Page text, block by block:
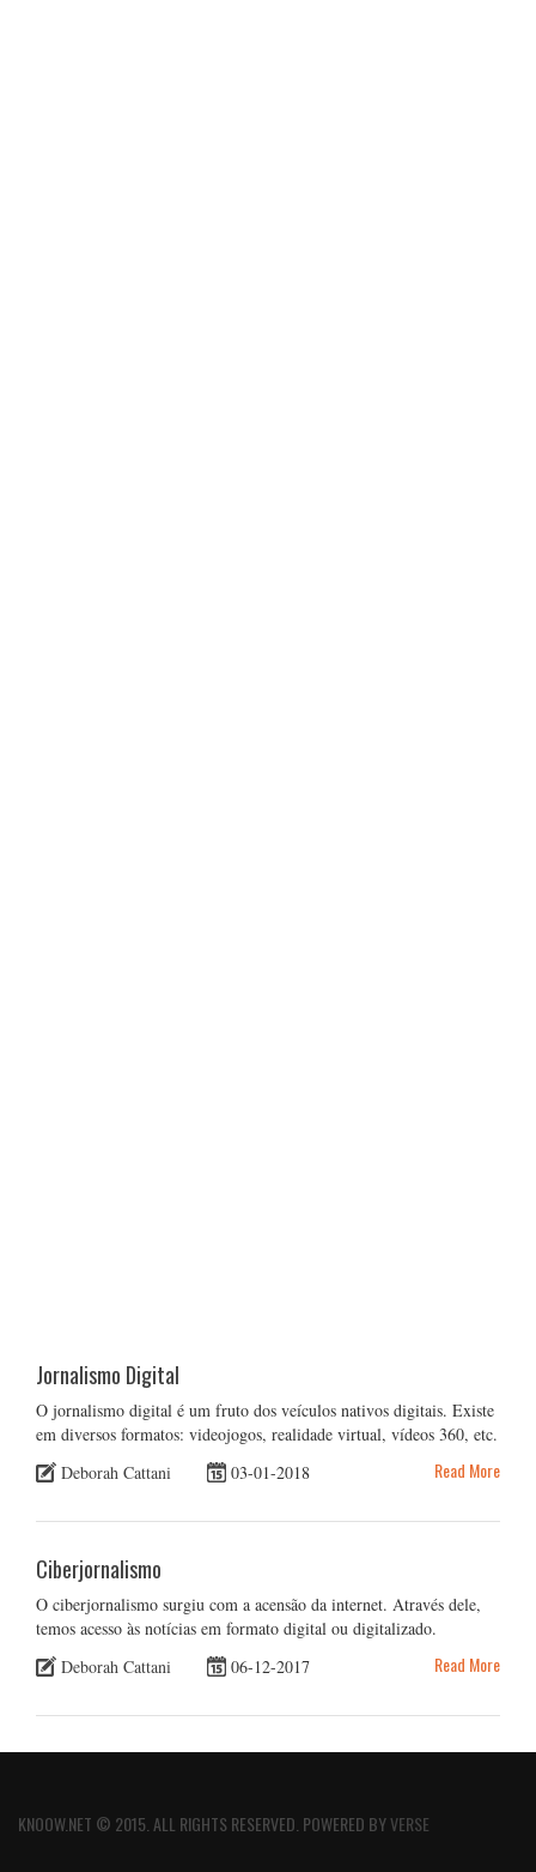
Jornalismo Digital
O jornalismo digital é um fruto dos veículos nativos digitais. Existe
em diversos formatos: videojogos, realidade virtual, vídeos 360, etc.
Deborah Cattani
03-01-2018 Read More
Ciberjornalismo
O ciberjornalismo surgiu com a acensão da internet. Através dele,
temos acesso às notícias em formato digital ou digitalizado.
Deborah Cattani
06-12-2017 Read More
KNOOW.NET © 2015. ALL RIGHTS RESERVED. POWERED BYVERSE